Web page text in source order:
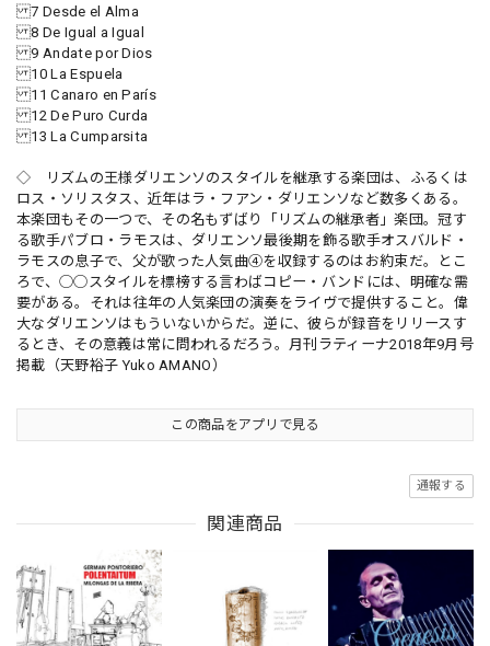
7 Desde el Alma
8 De Igual a Igual
9 Andate por Dios
10 La Espuela
11 Canaro en París
12 De Puro Curda
13 La Cumparsita
◇ リズムの王様ダリエンソのスタイルを継承する楽団は、ふるくは
ロス・ソリスタス、近年はラ・フアン・ダリエンソなど数多くある。
本楽団もその一つで、その名もずばり「リズムの継承者」楽団。冠す
る歌手パブロ・ラモスは、ダリエンソ最後期を飾る歌手オスバルド・
ラモスの息子で、父が歌った人気曲④を収録するのはお約束だ。とこ
ろで、◯◯スタイルを標榜する言わばコピー・バンドには、明確な需
要がある。それは往年の人気楽団の演奏をライヴで提供すること。偉
大なダリエンソはもういないからだ。逆に、彼らが録音をリリースす
るとき、その意義は常に問われるだろう。月刊ラティーナ2018年9月号
掲載（天野裕子 Yuko AMANO）
この商品をアプリで見る
通報する
関連商品